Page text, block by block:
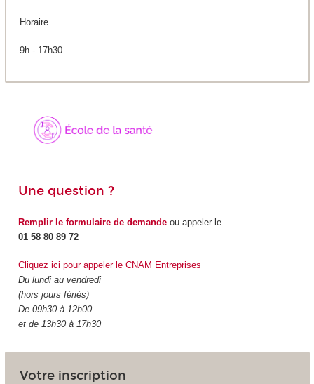
Horaire
9h - 17h30
Une question ?
Remplir le formulaire de demandeou appeler le
01 58 80 89 72
Cliquez ici pour appeler le CNAM Entreprises
Du lundi au vendredi
(hors jours fériés)
De 09h30 à 12h00
et de 13h30 à 17h30
Votre inscription